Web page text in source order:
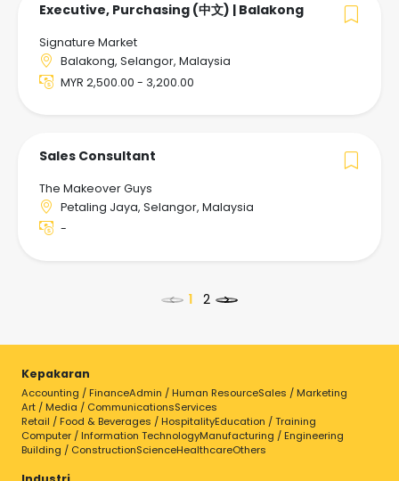
Executive, Purchasing (中文) | Balakong
Signature Market
Balakong, Selangor, Malaysia
MYR 2,500.00 - 3,200.00
Sales Consultant
The Makeover Guys
Petaling Jaya, Selangor, Malaysia
-
< >
Pilih kerja untuk butiran
Kepakaran
Accounting / FinanceAdmin / Human ResourceSales / Marketing
Art / Media / CommunicationsServices
Retail / Food & Beverages / HospitalityEducation / Training
Computer / Information TechnologyManufacturing / Engineering
Building / ConstructionScienceHealthcareOthers